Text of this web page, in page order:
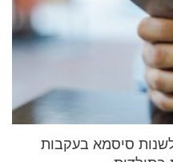
סיסמא בעקבות